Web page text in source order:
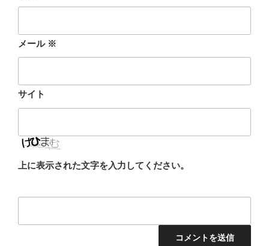
メール ※
サイト
上に表示された文字を入力してください。